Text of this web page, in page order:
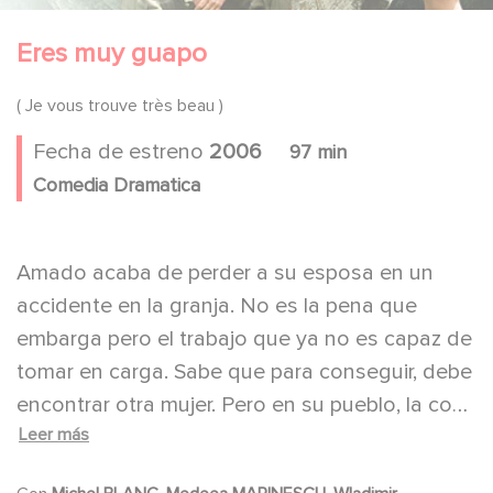
Eres muy guapo
( Je vous trouve très beau )
Fecha de estreno 2006
97 min
Comedia Dramatica
Amado acaba de perder a su esposa en un
accidente en la granja. No es la pena que
embarga pero el trabajo que ya no es capaz de
tomar en carga. Sabe que para conseguir, debe
encontrar otra mujer. Pero en su pueblo, la cosa
no es fácil. Se decidió en utilizar una agencia
Leer más